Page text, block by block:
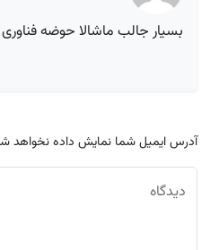
بسیار جالب ماشالا حوضه
آدرس ایمیل شما نمایش داده نخواهد
دیدگاه